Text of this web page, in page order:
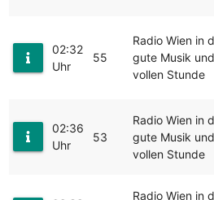
02:32
Uhr
55
Radio Wien in
gute Musik
vollen Stunde
02:36
Uhr
53
Radio Wien in
gute Musik
vollen Stunde
Radio Wien in